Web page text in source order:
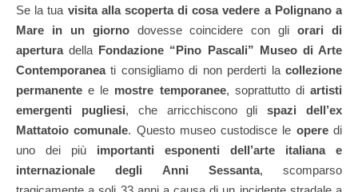
Se la tua visita alla scoperta di cosa vedere a Polignano a
Mare in un giornodovesse coincidere con gliorari di
aperturadella Fondazione “Pino Pascali” Museo di Arte
Contemporaneati consigliamo di non perderti la collezione
permanente e le mostre temporanee, soprattutto diartisti
emergenti pugliesi, che arricchiscono glispazi dell’ex
Mattatoio comunale. Questo museo custodisce le operedi
uno dei più importanti esponenti dell’arte italiana e
internazionale degli Anni Sessanta, scomparso